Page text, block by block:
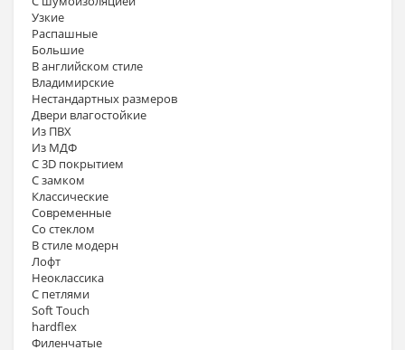
Узкие
Распашные
Большие
В английском стиле
Владимирские
Нестандартных размеров
Двери влагостойкие
Из ПВХ
Из МДФ
С 3D покрытием
С замком
Классические
Современные
Со стеклом
В стиле модерн
Лофт
Неоклассика
С петлями
Soft Touch
hardflex
Филенчатые